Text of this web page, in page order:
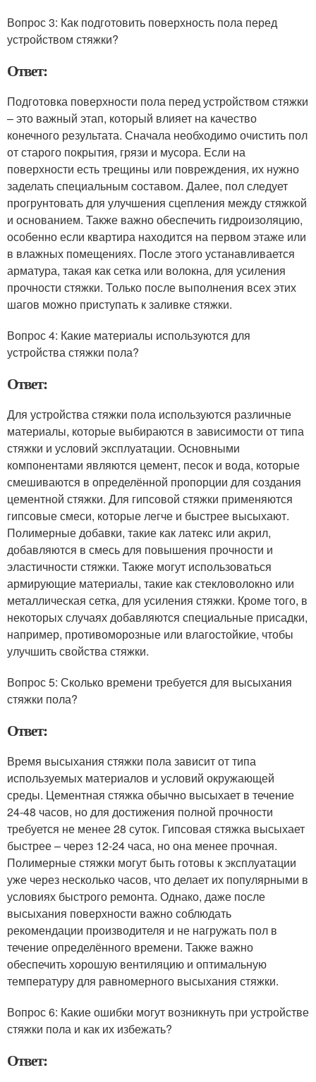
Вопрос 3: Как подготовить поверхность пола перед
устройством стяжки?
Ответ:
Подготовка поверхности пола перед устройством стяжки
– это важный этап, который влияет на качество
конечного результата. Сначала необходимо очистить пол
от старого покрытия, грязи и мусора. Если на
поверхности есть трещины или повреждения, их нужно
заделать специальным составом. Далее, пол следует
прогрунтовать для улучшения сцепления между стяжкой
и основанием. Также важно обеспечить гидроизоляцию,
особенно если квартира находится на первом этаже или
в влажных помещениях. После этого устанавливается
арматура, такая как сетка или волокна, для усиления
прочности стяжки. Только после выполнения всех этих
шагов можно приступать к заливке стяжки.
Вопрос 4: Какие материалы используются для
устройства стяжки пола?
Ответ:
Для устройства стяжки пола используются различные
материалы, которые выбираются в зависимости от типа
стяжки и условий эксплуатации. Основными
компонентами являются цемент, песок и вода, которые
смешиваются в определённой пропорции для создания
цементной стяжки. Для гипсовой стяжки применяются
гипсовые смеси, которые легче и быстрее высыхают.
Полимерные добавки, такие как латекс или акрил,
добавляются в смесь для повышения прочности и
эластичности стяжки. Также могут использоваться
армирующие материалы, такие как стекловолокно или
металлическая сетка, для усиления стяжки. Кроме того, в
некоторых случаях добавляются специальные присадки,
например, противоморозные или влагостойкие, чтобы
улучшить свойства стяжки.
Вопрос 5: Сколько времени требуется для высыхания
стяжки пола?
Ответ:
Время высыхания стяжки пола зависит от типа
используемых материалов и условий окружающей
среды. Цементная стяжка обычно высыхает в течение
24-48 часов, но для достижения полной прочности
требуется не менее 28 суток. Гипсовая стяжка высыхает
быстрее – через 12-24 часа, но она менее прочная.
Полимерные стяжки могут быть готовы к эксплуатации
уже через несколько часов, что делает их популярными в
условиях быстрого ремонта. Однако, даже после
высыхания поверхности важно соблюдать
рекомендации производителя и не нагружать пол в
течение определённого времени. Также важно
обеспечить хорошую вентиляцию и оптимальную
температуру для равномерного высыхания стяжки.
Вопрос 6: Какие ошибки могут возникнуть при устройстве
стяжки пола и как их избежать?
Ответ: